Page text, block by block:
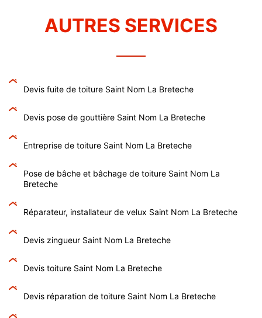
AUTRES SERVICES
Devis fuite de toiture Saint Nom La Breteche
Devis pose de gouttière Saint Nom La Breteche
Entreprise de toiture Saint Nom La Breteche
Pose de bâche et bâchage de toiture Saint Nom La
Breteche
Réparateur, installateur de velux Saint Nom La Breteche
Devis zingueur Saint Nom La Breteche
Devis toiture Saint Nom La Breteche
Devis réparation de toiture Saint Nom La Breteche